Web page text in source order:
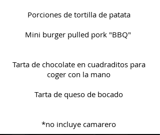
Porciones de tortilla de patata
Mini burger pulled pork "BBQ"
Tarta de chocolate en cuadraditos para
coger con la mano
Tarta de queso de bocado​
*no incluye camarero